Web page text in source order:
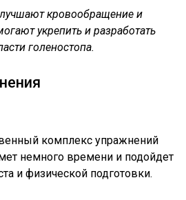
кровообращение и
укрепить и разработать
голеностопа.
комплекс упражнений
немного времени и подойдет
и физической подготовки.